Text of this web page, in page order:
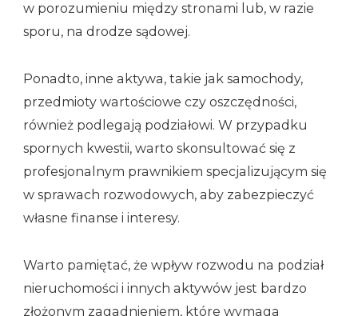
w porozumieniu między stronami lub, w razie
sporu, na drodze sądowej.
Ponadto, inne aktywa, takie jak samochody,
przedmioty wartościowe czy oszczędności,
również podlegają podziałowi. W przypadku
spornych kwestii, warto skonsultować się z
profesjonalnym prawnikiem specjalizującym się
w sprawach rozwodowych, aby zabezpieczyć
własne finanse i interesy.
Warto pamiętać, że wpływ rozwodu na podział
nieruchomości i innych aktywów jest bardzo
złożonym zagadnieniem, które wymaga